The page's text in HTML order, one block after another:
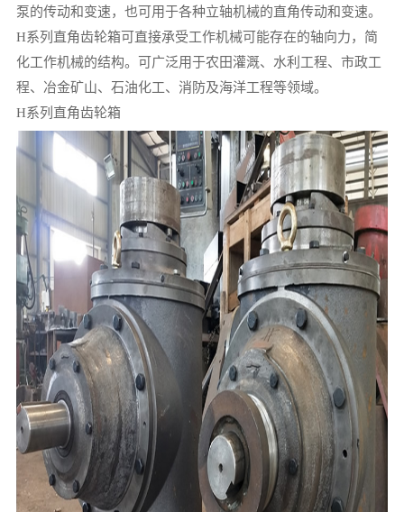
泵的传动和变速，也可用于各种立轴机械的直角传动和变速。
H系列直角齿轮箱可直接承受工作机械可能存在的轴向力，简
化工作机械的结构。可广泛用于农田灌溉、水利工程、市政工
程、冶金矿山、石油化工、消防及海洋工程等领域。
H系列直角齿轮箱